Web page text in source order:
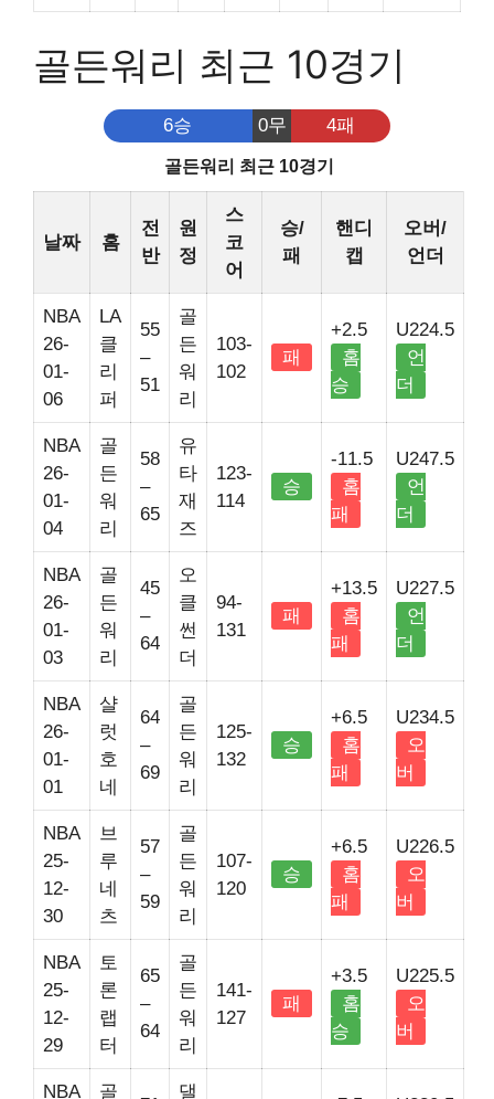
골든워리 최근 10경기
6승 0무 4패
골든워리 최근 10경기
날짜 홈
전
반
원
정
스
코
어
승/
패
핸디
캡
오버/
언더
NBA
26-
01-
06
LA
클
리
퍼
55
–
51
골
든
워
리
103-
102
패
+2.5
홈
승
U224.5
언
더
NBA
26-
01-
04
골
든
워
리
58
–
65
유
타
재
즈
123-
114
승
-11.5
홈
패
U247.5
언
더
NBA
26-
01-
03
골
든
워
리
45
–
64
오
클
썬
더
94-
131
패
+13.5
홈
패
U227.5
언
더
NBA
26-
01-
01
샬
럿
호
네
64
–
69
골
든
워
리
125-
132
승
+6.5
홈
패
U234.5
오
버
NBA
25-
12-
30
브
루
네
츠
57
–
59
골
든
워
리
107-
120
승
+6.5
홈
패
U226.5
오
버
NBA
25-
12-
29
토
론
랩
터
65
–
64
골
든
워
리
141-
127
패
+3.5
홈
승
U225.5
오
버
NBA 골 댈